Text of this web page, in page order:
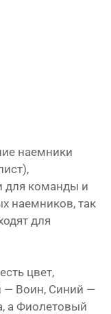
наемники
для команды и
наемников, так
для
цвет,
— Воин, Синий —
а Фиолетовый